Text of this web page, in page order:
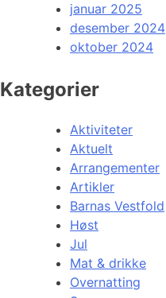
januar 2025
desember 2024
oktober 2024
Kategorier
Aktiviteter
Aktuelt
Arrangementer
Artikler
Barnas Vestfold
Høst
Jul
Mat & drikke
Overnatting